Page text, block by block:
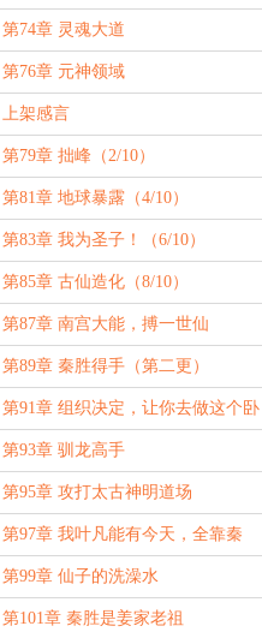
第74章 灵魂大道
第76章 元神领域
上架感言
第79章 拙峰（2/10）
第81章 地球暴露（4/10）
第83章 我为圣子！（6/10）
第85章 古仙造化（8/10）
第87章 南宫大能，搏一世仙
（10/10）
第89章 秦胜得手（第二更）
第91章 组织决定，让你去做这个卧
底（6k）
第93章 驯龙高手
第95章 攻打太古神明道场
第97章 我叶凡能有今天，全靠秦
胜！
第99章 仙子的洗澡水
第101章 秦胜是姜家老祖